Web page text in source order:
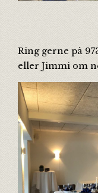
Ring gerne på
eller Jimmi om